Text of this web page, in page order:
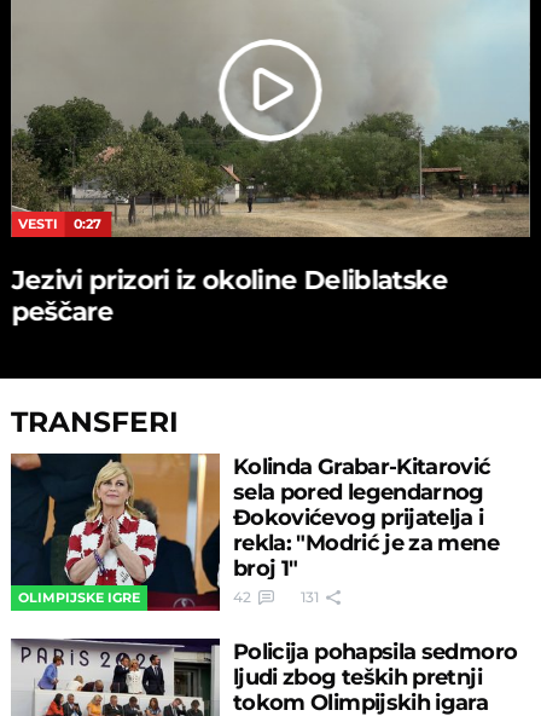
VESTI 0:27
Jezivi prizori iz okoline Deliblatske
peščare
TRANSFERI
OLIMPIJSKE IGRE
Kolinda Grabar-Kitarović
sela pored legendarnog
Đokovićevog prijatelja i
rekla: "Modrić je za mene
broj 1"
42 131
Policija pohapsila sedmoro
ljudi zbog teških pretnji
tokom Olimpijskih igara